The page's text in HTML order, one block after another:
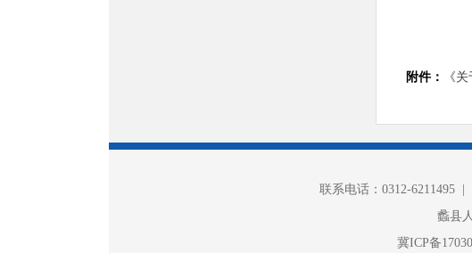
附件： 《
联系电话：0312-6211495 |
蠡县
冀ICP备